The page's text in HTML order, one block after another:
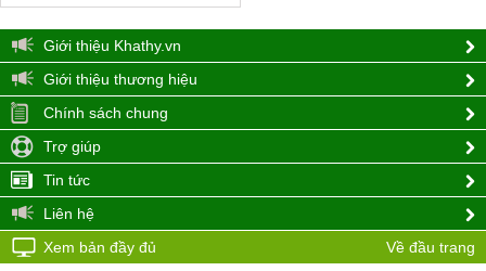
Giới thiệu Khathy.vn
Giới thiệu thương hiệu
Chính sách chung
Trợ giúp
Tin tức
Liên hệ
Xem bản đầy đủ
Về đầu trang